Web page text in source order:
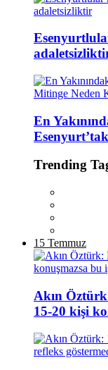
En
Trending
15 Temmuz
Akın
15-20 kişi